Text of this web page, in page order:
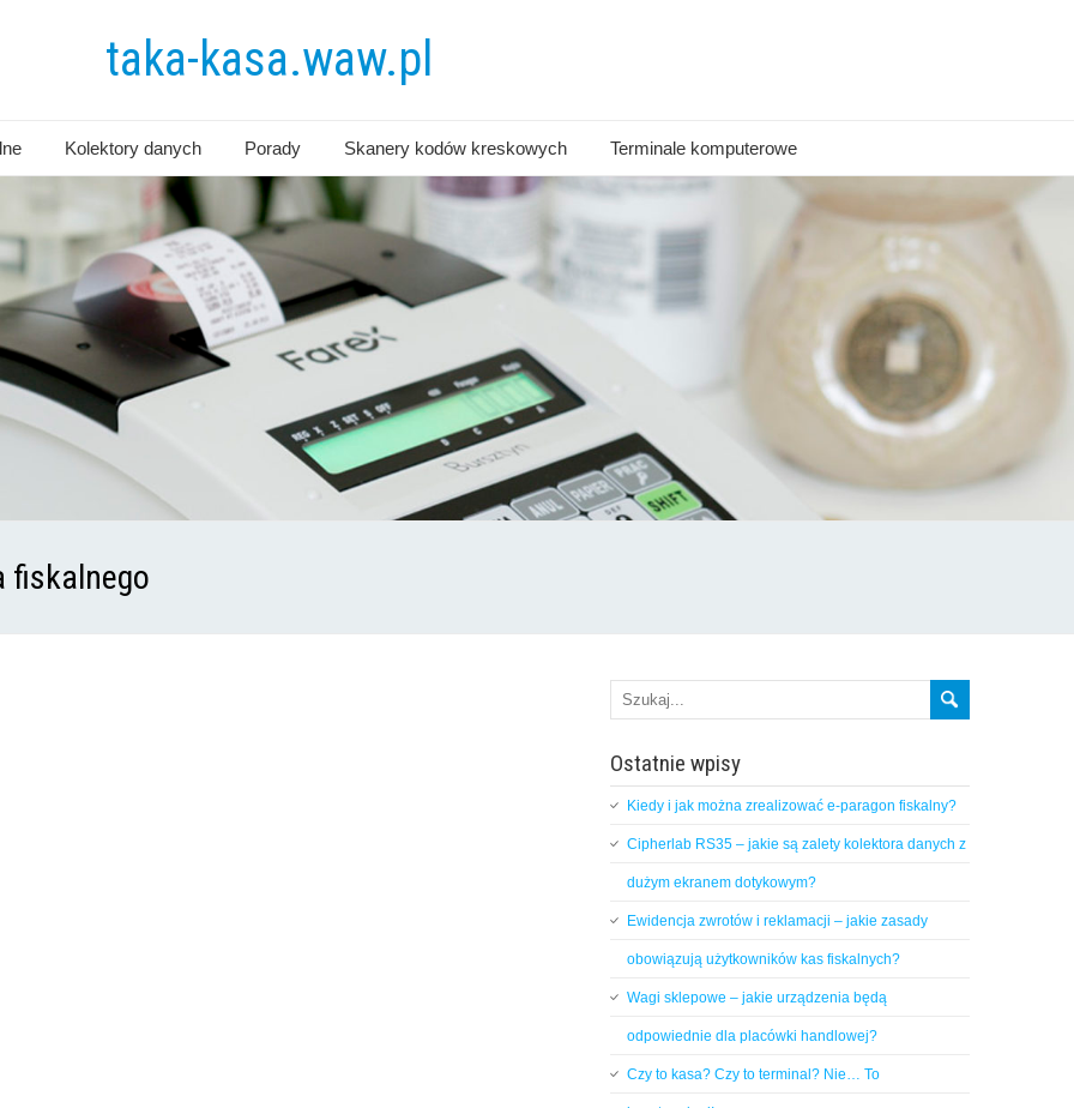
taka-kasa.waw.pl
Kolektory danych Porady Skanery kodów kreskowych Terminale komputerowe
fiskalnego
Ostatnie wpisy
Kiedy i jak można zrealizować e-paragon fiskalny?
Cipherlab RS35 – jakie są zalety kolektora danych z
dużym ekranem dotykowym?
Ewidencja zwrotów i reklamacji – jakie zasady
obowiązują użytkowników kas fiskalnych?
Wagi sklepowe – jakie urządzenia będą
odpowiednie dla placówki handlowej?
Czy to kasa? Czy to terminal? Nie… To